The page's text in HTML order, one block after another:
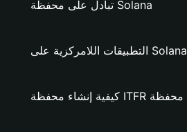
تبادل على محفظة Solana
التطبيقات اللامركزية على Solana